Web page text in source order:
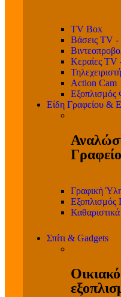
TV Box
Βάσεις TV -
Κεραίες TV
Action Cam
Εξοπλισμός
Είδη Γραφείου &
Γραφική
Εξοπλισμός
Καθαριστικά
Σπίτι & Gadgets